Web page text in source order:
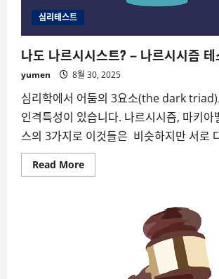
심리테스트
나도 나르시시스트? – 나르시시즘 테
yumen 8월 30, 2025
심리학에서 어둠의 3요소(the dark triad)
인격특성이 있습니다. 나르시시즘, 마키아
스의 3가지로 이것들은 비슷하지만 서로
Read MoreRead
more